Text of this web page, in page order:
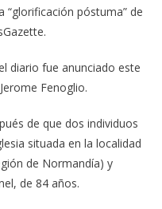
póstuma” de
diario fue anunciado este
Fenoglio.
de que dos individuos
situada en la localidad
de Normandía) y
de 84 años.